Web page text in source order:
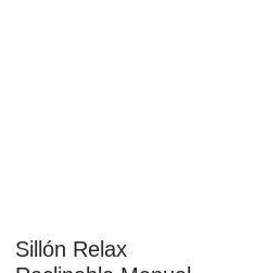
Sillón Relax